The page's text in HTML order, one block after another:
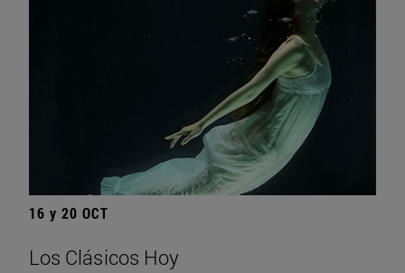
16 y 20 OCT
Los Clásicos Hoy